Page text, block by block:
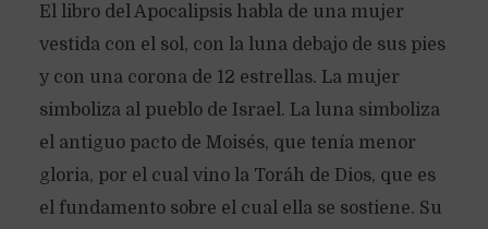
El libro del Apocalipsis habla de una mujer
vestida con el sol, con la luna debajo de sus pies
y con una corona de 12 estrellas. La mujer
simboliza al pueblo de Israel. La luna simboliza
el antiguo pacto de Moisés, que tenía menor
gloria, por el cual vino la Toráh de Dios, que es
el fundamento sobre el cual ella se sostiene. Su